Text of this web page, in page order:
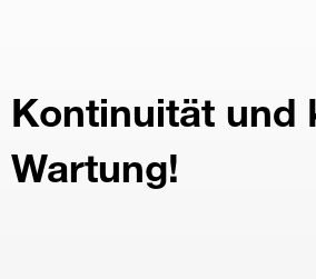
Kontinuität und
Wartung!